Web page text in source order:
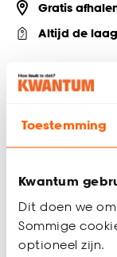
Toestemming
Kwantum
Dit doen we
Sommige
optioneel zijn.
Gratis
Altijd de
van alle soorten
voor 6 rollen
de muur te